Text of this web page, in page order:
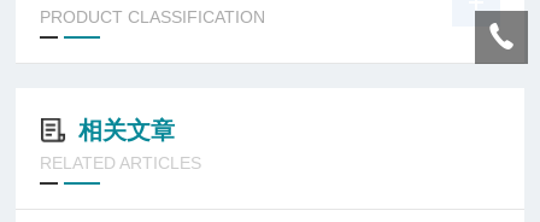
PRODUCT CLASSIFICATION
相关文章
RELATED ARTICLES